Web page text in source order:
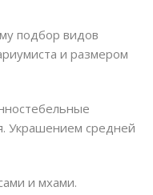
подбор видов
и размером
Украшением средней
и мхами.